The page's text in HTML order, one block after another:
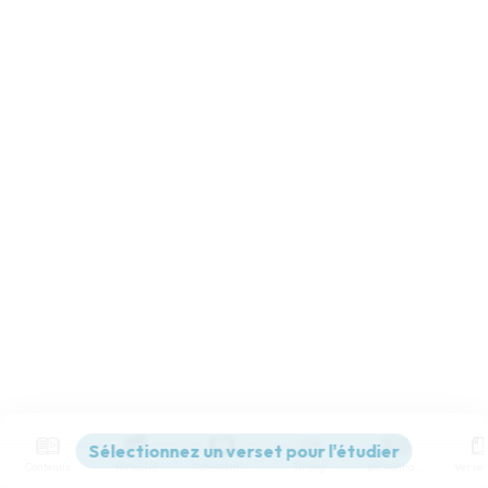
Versions Commentaires Strong